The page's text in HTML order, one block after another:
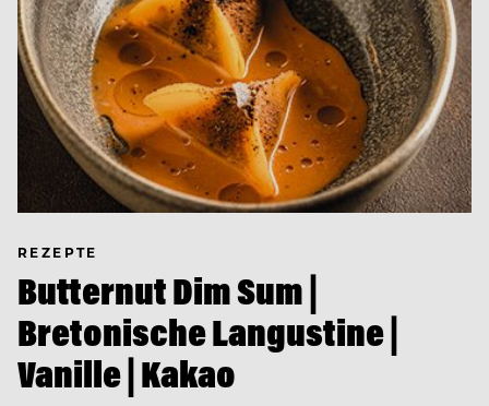
REZEPTE
Butternut Dim Sum |
Bretonische Langustine |
Vanille | Kakao